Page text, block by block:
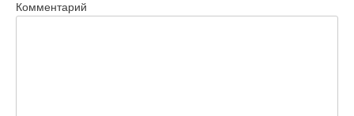
а
Комментарий